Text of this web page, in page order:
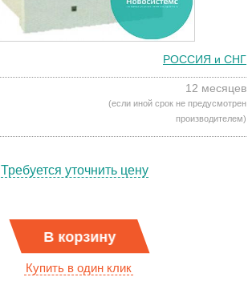
РОССИЯ и СНГ
12 месяцев
(если иной срок не предусмотрен
производителем)
Требуется уточнить цену
В корзину
Купить в один клик